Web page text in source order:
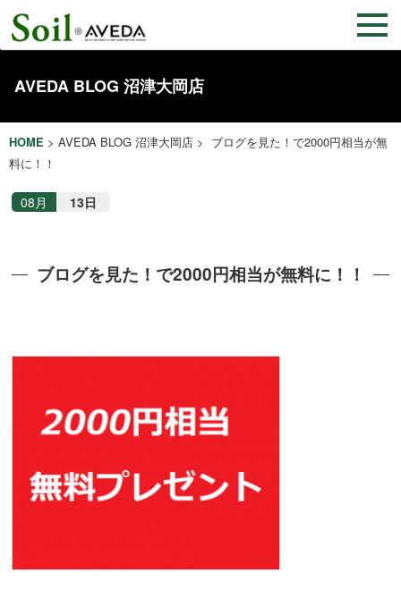
AVEDA BLOG 沼津大岡店
HOME > AVEDA BLOG 沼津大岡店 > ブログを見た！で2000円相当が無
料に！！
08月 13日
ブログを見た！で2000円相当が無料に！！